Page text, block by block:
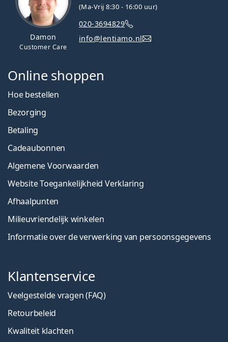
Damon
Customer Care
(Ma-Vrij 8:30 - 16:00 uur)
020-3694829
info@lentiamo.nl
Online shoppen
Hoe bestellen
Bezorging
Betaling
Cadeaubonnen
Algemene Voorwaarden
Website Toegankelijkheid Verklaring
Afhaalpunten
Milieuvriendelijk winkelen
Informatie over de verwerking van persoonsgegevens
Klantenservice
Veelgestelde vragen (FAQ)
Retourbeleid
Kwaliteit klachten